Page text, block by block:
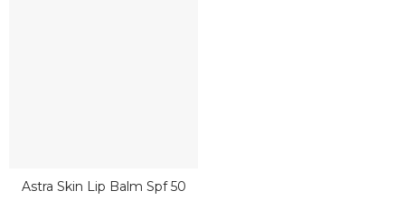
AGGIUNGI AL CARRELLO
Astra Skin Lip Balm Spf 50